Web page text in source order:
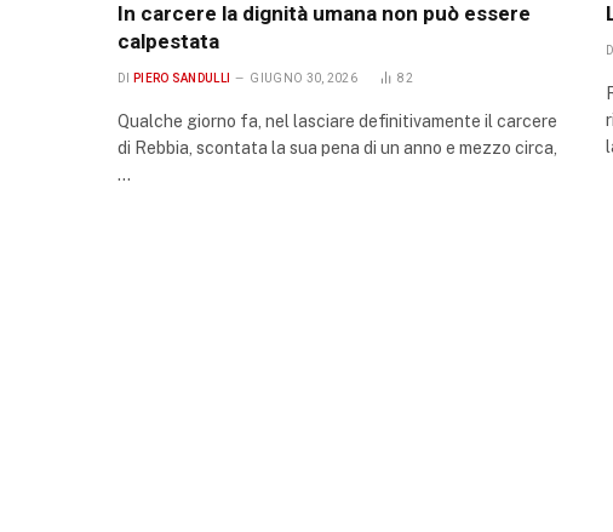
In carcere la dignità umana non può essere
calpestata
DI PIERO SANDULLI GIUGNO 30, 2026 82
Qualche giorno fa, nel lasciare definitivamente il carcere
di Rebbia, scontata la sua pena di un anno e mezzo circa,
…
DI